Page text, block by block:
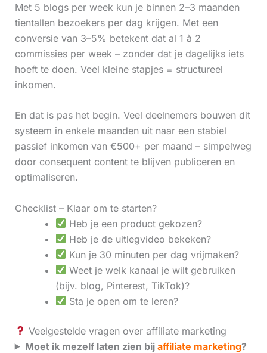
Met 5 blogs per week kun je binnen 2–3 maanden
tientallen bezoekers per dag krijgen. Met een
conversie van 3–5% betekent dat al 1 à 2
commissies per week – zonder dat je dagelijks iets
hoeft te doen. Veel kleine stapjes = structureel
inkomen.
En dat is pas het begin. Veel deelnemers bouwen dit
systeem in enkele maanden uit naar een stabiel
passief inkomen van €500+ per maand – simpelweg
door consequent content te blijven publiceren en
optimaliseren.
Checklist – Klaar om te starten?
Heb je een product gekozen?
Heb je de uitlegvideo bekeken?
Kun je 30 minuten per dag vrijmaken?
Weet je welk kanaal je wilt gebruiken
(bijv. blog, Pinterest, TikTok)?
Sta je open om te leren?
Veelgestelde vragen over affiliate marketing
Moet ik mezelf laten zien bij affiliate marketing?